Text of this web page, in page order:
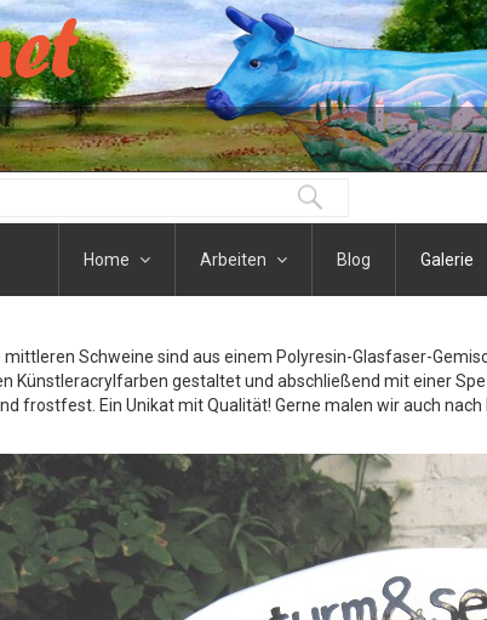
Home Arbeiten Blog Galerie
mittleren Schweine sind aus einem Polyresin-Glasfaser-
Künstleracrylfarben gestaltet und abschließend mit einer
frostfest. Ein Unikat mit Qualität! Gerne malen wir auch